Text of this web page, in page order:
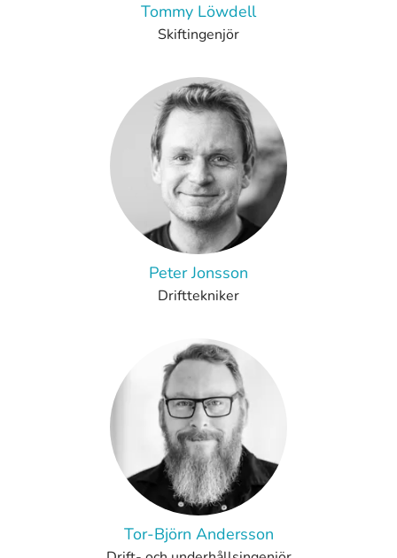
Tommy Löwdell
Skiftingenjör
Peter Jonsson
Drifttekniker
Tor-Björn Andersson